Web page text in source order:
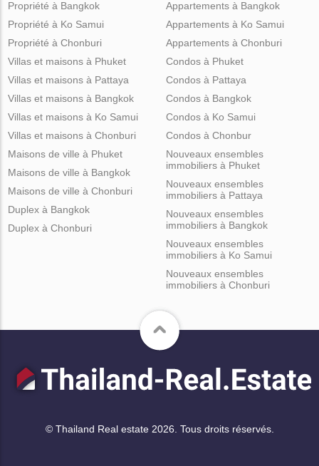
Propriété à Bangkok
Propriété à Ko Samui
Propriété à Chonburi
Appartements à Bangkok
Appartements à Ko Samui
Appartements à Chonburi
Villas et maisons à Phuket
Villas et maisons à Pattaya
Villas et maisons à Bangkok
Villas et maisons à Ko Samui
Villas et maisons à Chonburi
Condos à Phuket
Condos à Pattaya
Condos à Bangkok
Condos à Ko Samui
Condos à Chonbur
Maisons de ville à Phuket
Maisons de ville à Bangkok
Maisons de ville à Chonburi
Duplex à Bangkok
Duplex à Chonburi
Nouveaux ensembles
immobiliers à Phuket
Nouveaux ensembles
immobiliers à Pattaya
Nouveaux ensembles
immobiliers à Bangkok
Nouveaux ensembles
immobiliers à Ko Samui
Nouveaux ensembles
immobiliers à Chonburi
© Thailand Real estate 2026. Tous droits réservés.